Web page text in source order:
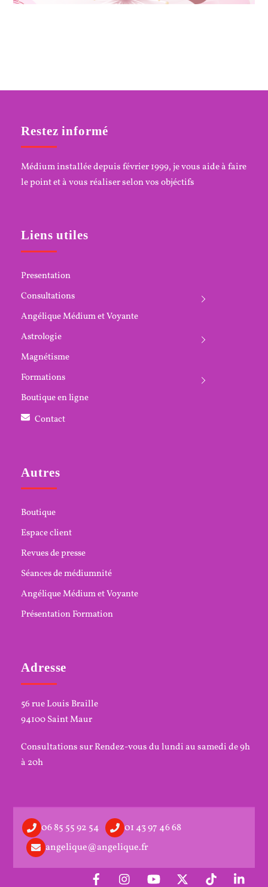
Restez informé
Médium installée depuis février 1999, je vous aide à faire
le point et à vous réaliser selon vos objéctifs
Liens utiles
Presentation
Consultations
Angélique Médium et Voyante
Astrologie
Magnétisme
Formations
Boutique en ligne
Contact
Autres
Boutique
Espace client
Revues de presse
Séances de médiumnité
Angélique Médium et Voyante
Présentation Formation
Adresse
56 rue Louis Braille
94100 Saint Maur
Consultations sur Rendez-vous du lundi au samedi de 9h
à 20h
06 85 55 92 54
01 43 97 46 68
angelique@angelique.fr